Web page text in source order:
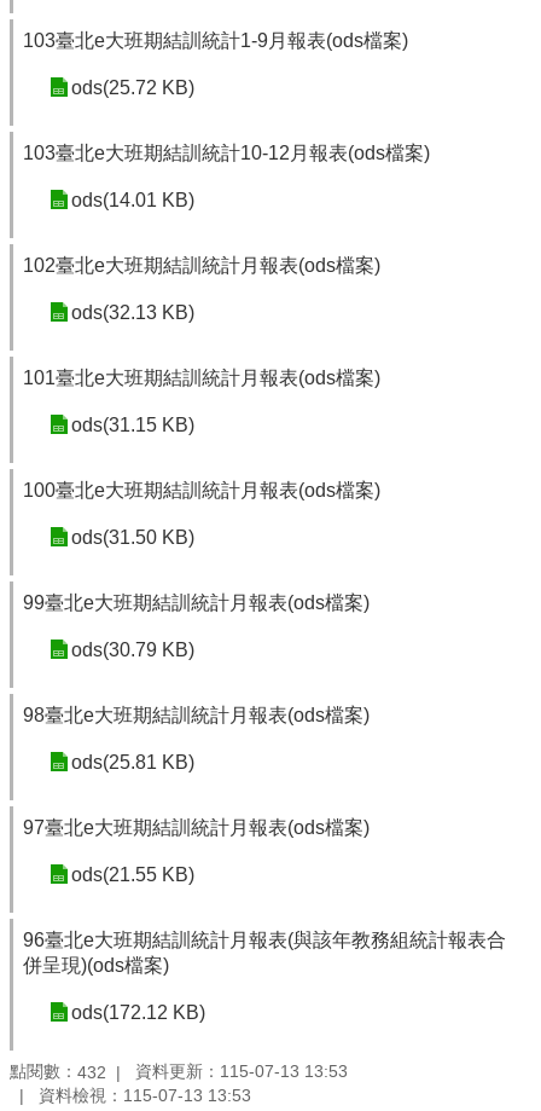
103臺北e大班期結訓統計1-9月報表(ods檔案)
ods(25.72 KB)
103臺北e大班期結訓統計10-12月報表(ods檔案)
ods(14.01 KB)
102臺北e大班期結訓統計月報表(ods檔案)
ods(32.13 KB)
101臺北e大班期結訓統計月報表(ods檔案)
ods(31.15 KB)
100臺北e大班期結訓統計月報表(ods檔案)
ods(31.50 KB)
99臺北e大班期結訓統計月報表(ods檔案)
ods(30.79 KB)
98臺北e大班期結訓統計月報表(ods檔案)
ods(25.81 KB)
97臺北e大班期結訓統計月報表(ods檔案)
ods(21.55 KB)
96臺北e大班期結訓統計月報表(與該年教務組統計報表合
併呈現)(ods檔案)
ods(172.12 KB)
點閱數： 432
資料更新：115-07-13 13:53
資料檢視：115-07-13 13:53